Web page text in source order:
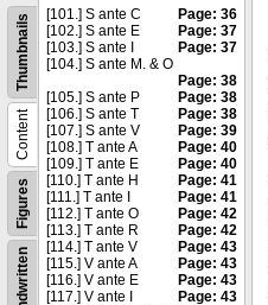
Handwritten
Figures
Content
Thumbnails
[101.] S ante C
Page: 36
[102.] S ante E
Page: 37
[103.] S ante I
Page: 37
[104.] S ante M. & O
Page: 38
[105.] S ante P
Page: 38
[106.] S ante T
Page: 38
[107.] S ante V
Page: 39
[108.] T ante A
Page: 40
[109.] T ante E
Page: 40
[110.] T ante H
Page: 41
[111.] T ante I
Page: 41
[112.] T ante O
Page: 42
[113.] T ante R
Page: 42
[114.] T ante V
Page: 43
[115.] V ante A
Page: 43
[116.] V ante E
Page: 43
[117.] V ante I
Page: 43